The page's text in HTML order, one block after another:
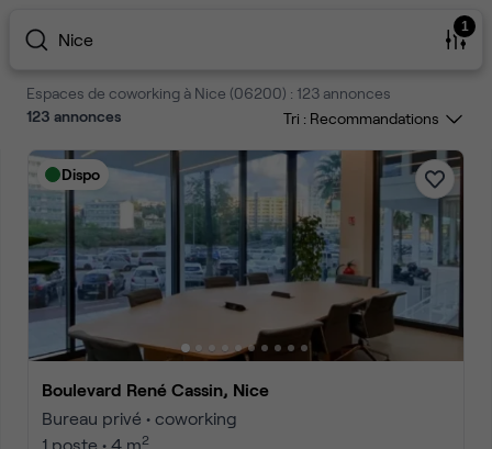
Nice
1
Espaces de coworking à Nice (06200) : 123 annonces
123 annonces Tri :
Dispo
Boulevard René Cassin, Nice
Bureau privé • coworking
1 poste • 4 m2